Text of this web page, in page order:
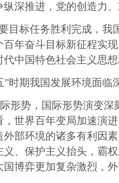
深推进，党的创造力
目标任务胜利完成，
百年奋斗目标新征程实
代中国特色社会主义思
时期我国发展环境面临
形势，国际形势演变
，世界百年变局加速演
部环境的诸多有利因
、保护主义抬头，霸
博弈更加复杂激烈，